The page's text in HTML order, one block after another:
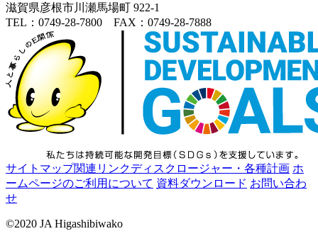
滋賀県彦根市川瀬馬場町 922-1
TEL：0749-28-7800 FAX：0749-28-7888
サイトマップ関連リンクディスクロージャー・各種計画 ホ
ームページのご利用について 資料ダウンロード お問い合わ
せ
©2020 JA Higashibiwako